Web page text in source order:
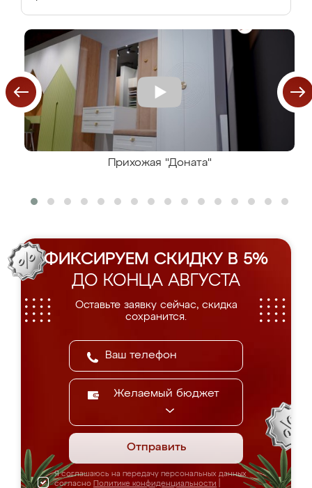
Прихожая "Доната"
ФИКСИРУЕМ СКИДКУ В 5%
ДО КОНЦА АВГУСТА
Оставьте заявку сейчас, скидка
сохранится.
Желаемый бюджет
Отправить
Я соглашаюсь на передачу персональных данных
согласно Политике конфиденциальности